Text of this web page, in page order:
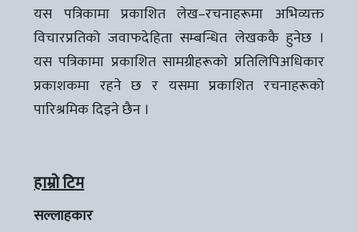
यस पत्रिकामा प्रकाशित लेख–रचनाहरूमा अभिव्यक्त
विचारप्रतिको जवाफदेहिता सम्बन्धित लेखककै हुनेछ ।
यस पत्रिकामा प्रकाशित सामग्रीहरूको प्रतिलिपिअधिकार
प्रकाशकमा रहने छ र यसमा प्रकाशित रचनाहरूको
पारिश्रमिक दिइने छैन ।
हाम्रो टिम
सल्लाहकार